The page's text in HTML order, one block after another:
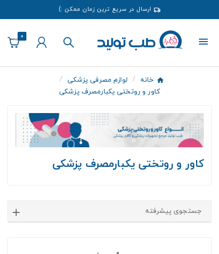
ارسال در سریع ترین زمان ممکن :)
0
خانه
لوازم مصرفی پزشکی
کاور و روتختی یکبارمصرف پزشکی
کاور و روتختی یکبارمصرف پزشکی
جستجوی پیشرفته